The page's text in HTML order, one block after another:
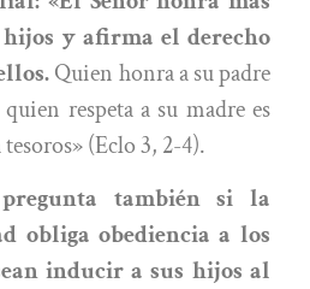
y afirma el derecho
Quien honra a su padre
respeta a su madre es
(Eclo 3, 2-4).
también si la
obliga obediencia a los
inducir a sus hijos al